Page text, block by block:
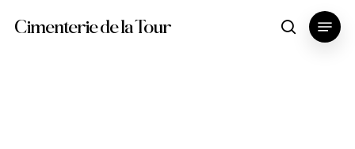
Cimenterie de la Tour search
Menu